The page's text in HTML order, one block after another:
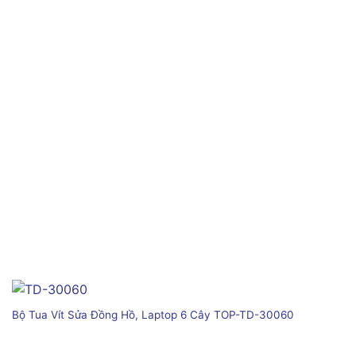
Bộ Tua Vít Sửa Đồng Hồ, Laptop 6 Cây TOP-TD-30060